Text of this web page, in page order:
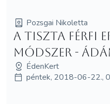
Pozsgai Nikoletta
A Tiszta Férfi
módszer -
ÉdenKert
péntek, 2018-06-22.,